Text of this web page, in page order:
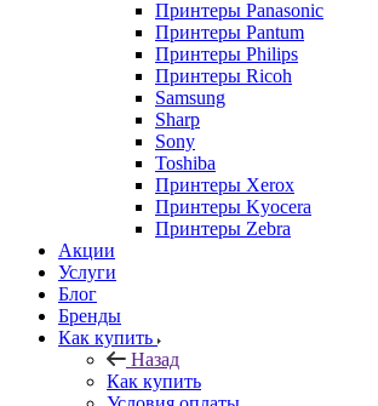
Принтеры Panasonic
Принтеры Pantum
Принтеры Philips
Принтеры Ricoh
Samsung
Sharp
Sony
Toshiba
Принтеры Xerox
Принтеры Kyocera
Принтеры Zebra
Акции
Услуги
Блог
Бренды
Как купить
Назад
Как купить